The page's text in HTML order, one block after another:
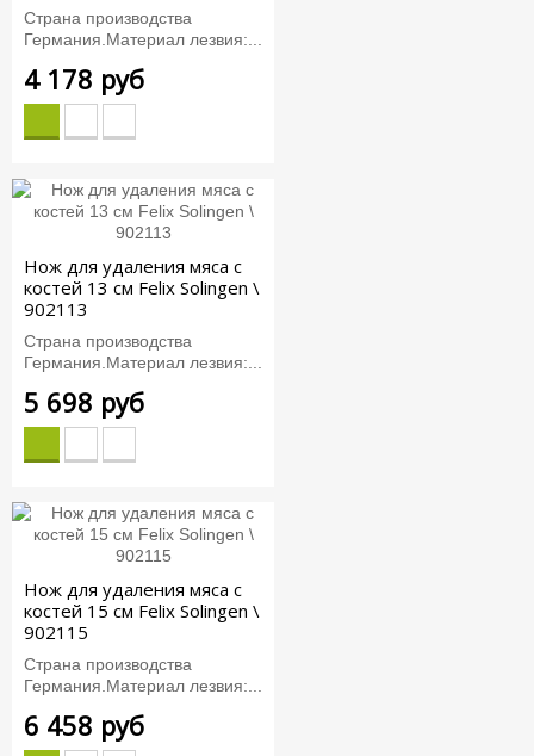
Страна производства
Германия.Материал лезвия:...
4 178 руб
Нож для удаления мяса с
костей 13 см Felix Solingen \
902113
Страна производства
Германия.Материал лезвия:...
5 698 руб
Нож для удаления мяса с
костей 15 см Felix Solingen \
902115
Страна производства
Германия.Материал лезвия:...
6 458 руб